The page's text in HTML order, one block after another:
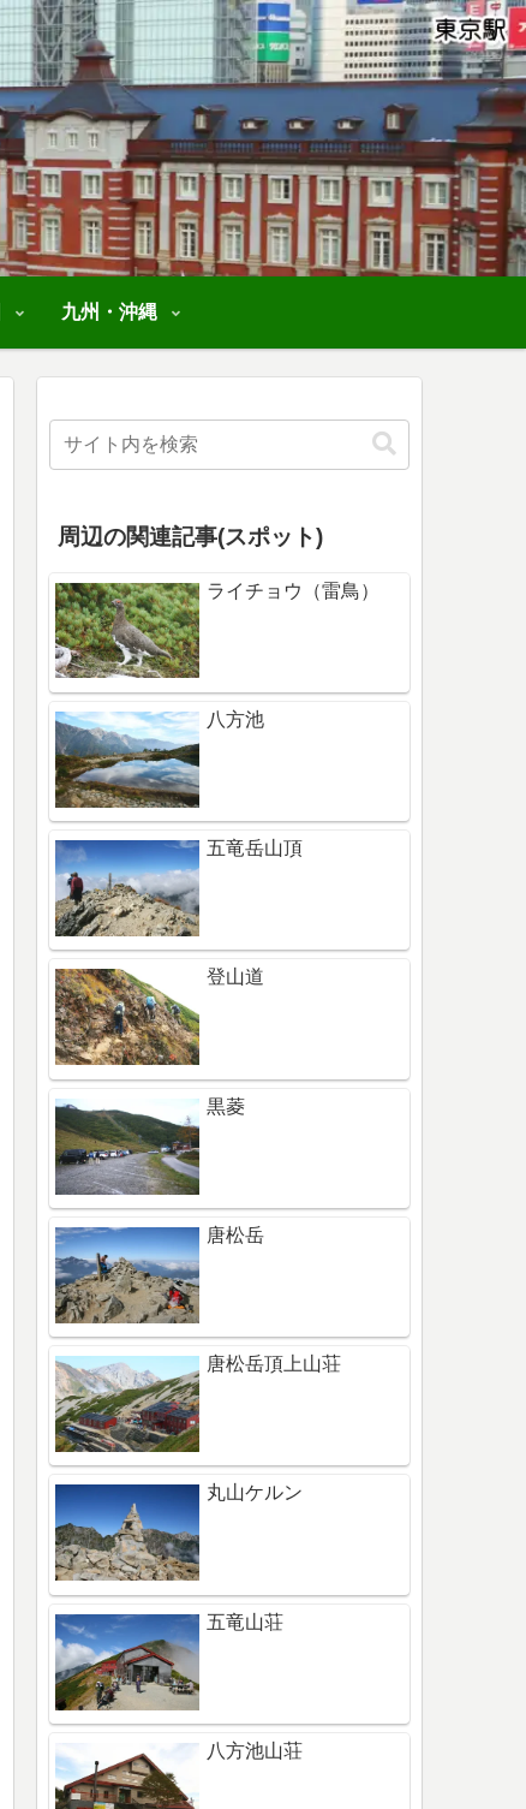
九州・沖縄
周辺の関連記事(スポット)
ライチョウ（雷鳥）
八方池
五竜岳山頂
登山道
黒菱
唐松岳
唐松岳頂上山荘
丸山ケルン
五竜山荘
八方池山荘